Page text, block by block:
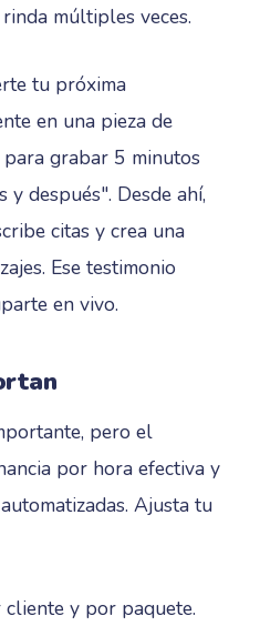
múltiples veces.
tu próxima
en una pieza de
grabar 5 minutos
después". Desde ahí,
citas y crea una
Ese testimonio
en vivo.
pero el
por hora efectiva y
Ajusta tu
y por paquete.